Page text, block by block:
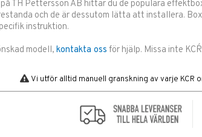
på TH Pettersson AB hittar du de populära
och de är dessutom lätta att installera.
instruktion.
modell, kontakta oss för hjälp. Missa inte
Vi utför alltid manuell granskning av varje